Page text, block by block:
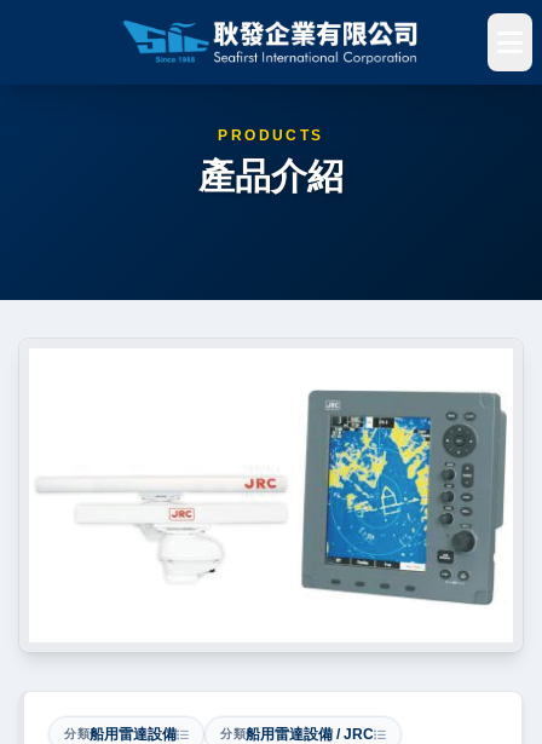
PRODUCTS
產品介紹
分類船用雷達設備 分類船用雷達設備 / JRC